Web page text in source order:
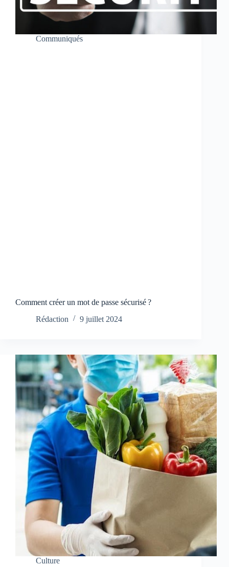
Communiqués
Comment créer un mot de passe sécurisé ?
Rédaction
9 juillet 2024
Culture